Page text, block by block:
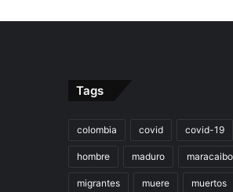
Tags
colombia covid covid-19
hombre maduro maracaibo
migrantes muere muertos